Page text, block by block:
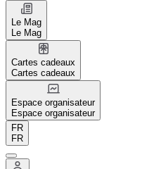
Le Mag
Le Mag
Cartes cadeaux
Cartes cadeaux
Espace organisateur
Espace organisateur
FR
FR